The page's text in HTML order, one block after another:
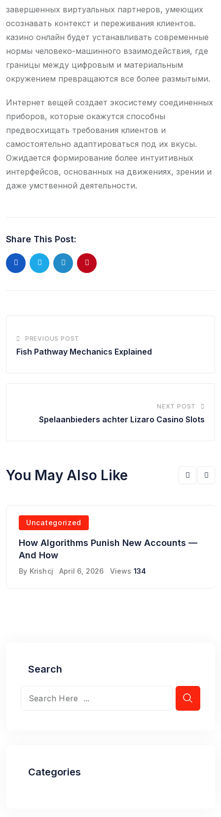
завершенных виртуальных партнеров, умеющих
осознавать контекст и переживания клиентов.
казино онлайн будет устанавливать современные
нормы человеко-машинного взаимодействия, где
границы между цифровым и материальным
окружением превращаются все более размытыми.
Интернет вещей создает экосистему соединенных
приборов, которые окажутся способны
предвосхищать требования клиентов и
самостоятельно адаптироваться под их вкусы.
Ожидается формирование более интуитивных
интерфейсов, основанных на движениях, зрении и
даже умственной деятельности.
Share This Post:
PREVIOUS POST
Fish Pathway Mechanics Explained
NEXT POST
Spelaanbieders achter Lizaro Casino Slots
You May Also Like
Uncategorized
How Algorithms Punish New Accounts —
And How
By Krishcj April 6, 2026 Views 134
Search
Categories